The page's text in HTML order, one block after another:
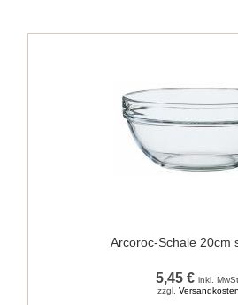
Arcoroc-Schale 20cm
5,45 € inkl. MwSt.
zzgl. Versandkosten